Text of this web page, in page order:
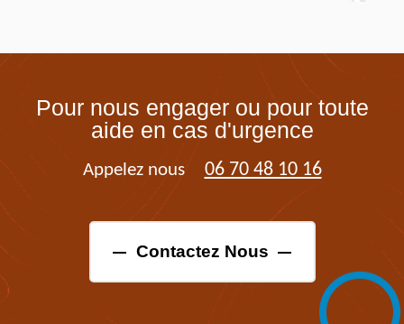
Pour nous engager ou pour toute
aide en cas d'urgence
Appelez nous 06 70 48 10 16
Contactez Nous